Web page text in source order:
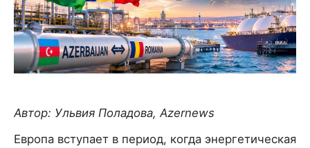
Автор: Ульвия Поладова, Azernews
Европа вступает в период, когда энергетическая